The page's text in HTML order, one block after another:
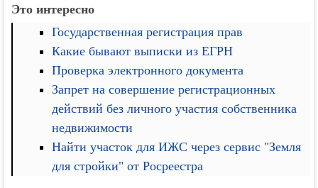
Это интересно
Государственная регистрация прав
Какие бывают выписки из ЕГРН
Проверка электронного документа
Запрет на совершение регистрационных
действий без личного участия собственника
недвижимости
Найти участок для ИЖС через сервис "Земля
для стройки" от Росреестра